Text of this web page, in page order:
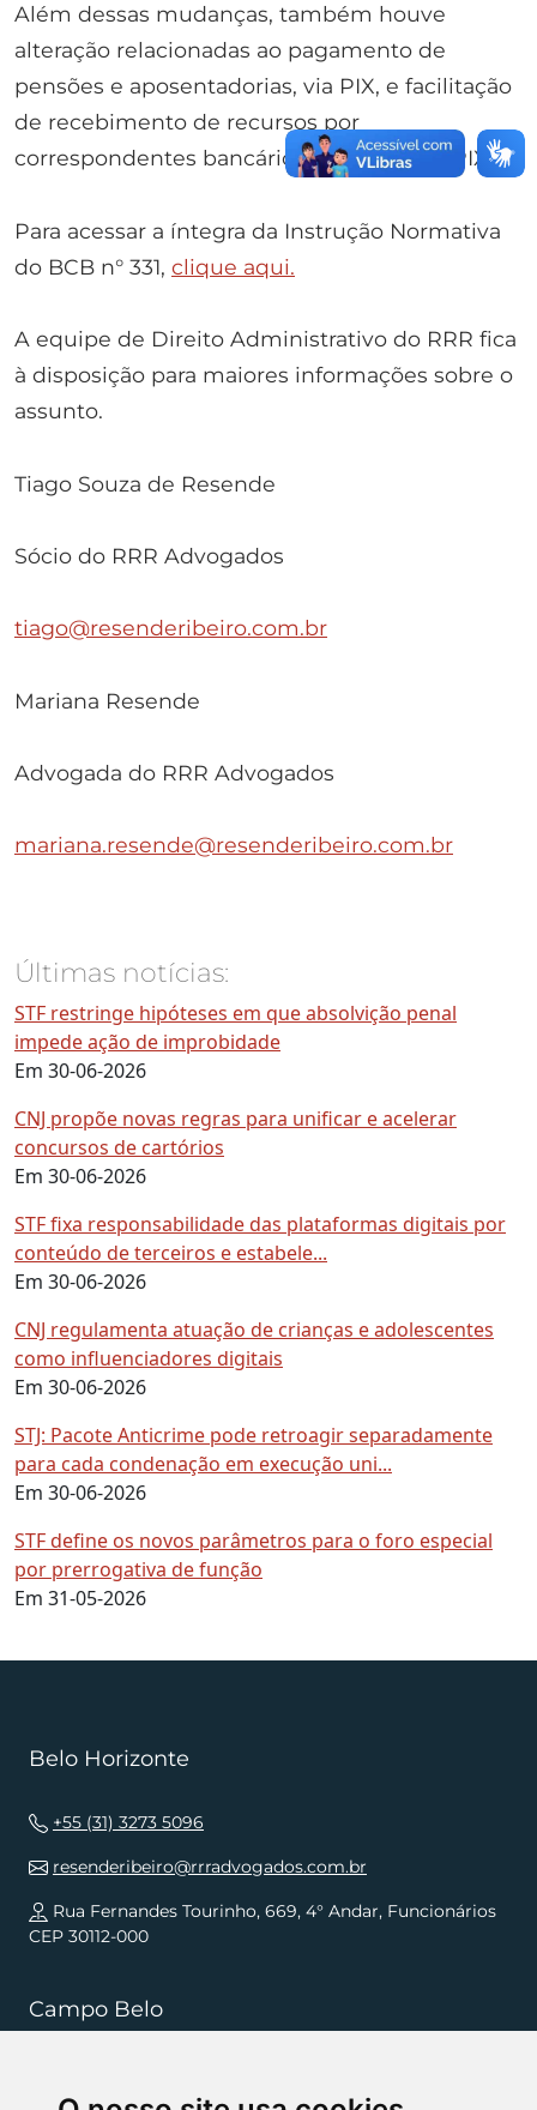
Além dessas mudanças, também houve
alteração relacionadas ao pagamento de
pensões e aposentadorias, via PIX, e facilitação
de recebimento de recursos por
correspondentes bancários, também via PIX.
Para acessar a íntegra da Instrução Normativa
do BCB n° 331, clique aqui.
A equipe de Direito Administrativo do RRR fica
à disposição para maiores informações sobre o
assunto.
Tiago Souza de Resende
Sócio do RRR Advogados
tiago@resenderibeiro.com.br
Mariana Resende
Advogada do RRR Advogados
mariana.resende@resenderibeiro.com.br
Últimas notícias:
STF restringe hipóteses em que absolvição penal
impede ação de improbidade
Em 30-06-2026
CNJ propõe novas regras para unificar e acelerar
concursos de cartórios
Em 30-06-2026
STF fixa responsabilidade das plataformas digitais por
conteúdo de terceiros e estabele...
Em 30-06-2026
CNJ regulamenta atuação de crianças e adolescentes
como influenciadores digitais
Em 30-06-2026
STJ: Pacote Anticrime pode retroagir separadamente
para cada condenação em execução uni...
Em 30-06-2026
STF define os novos parâmetros para o foro especial
por prerrogativa de função
Em 31-05-2026
Belo Horizonte
+55 (31) 3273 5096
resenderibeiro@rrradvogados.com.br
Rua Fernandes Tourinho, 669, 4° Andar, Funcionários
CEP 30112-000
Campo Belo